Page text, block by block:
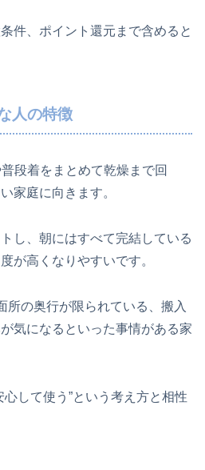
件、ポイント還元まで含めると
人の特徴
段着をまとめて乾燥まで回
家庭に向きます。
し、朝にはすべて完結している
が高くなりやすいです。
所の奥行が限られている、搬入
気になるといった事情がある家
して使う”という考え方と相性